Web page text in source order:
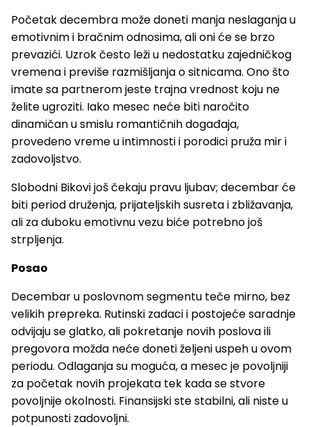
Početak decembra može doneti manja neslaganja u
emotivnim i bračnim odnosima, ali oni će se brzo
prevazići. Uzrok često leži u nedostatku zajedničkog
vremena i previše razmišljanja o sitnicama. Ono što
imate sa partnerom jeste trajna vrednost koju ne
želite ugroziti. Iako mesec neće biti naročito
dinamičan u smislu romantičnih događaja,
provedeno vreme u intimnosti i porodici pruža mir i
zadovoljstvo.
Slobodni Bikovi još čekaju pravu ljubav; decembar će
biti period druženja, prijateljskih susreta i zbližavanja,
ali za duboku emotivnu vezu biće potrebno još
strpljenja.
Posao
Decembar u poslovnom segmentu teče mirno, bez
velikih prepreka. Rutinski zadaci i postojeće saradnje
odvijaju se glatko, ali pokretanje novih poslova ili
pregovora možda neće doneti željeni uspeh u ovom
periodu. Odlaganja su moguća, a mesec je povoljniji
za početak novih projekata tek kada se stvore
povoljnije okolnosti. Finansijski ste stabilni, ali niste u
potpunosti zadovoljni.